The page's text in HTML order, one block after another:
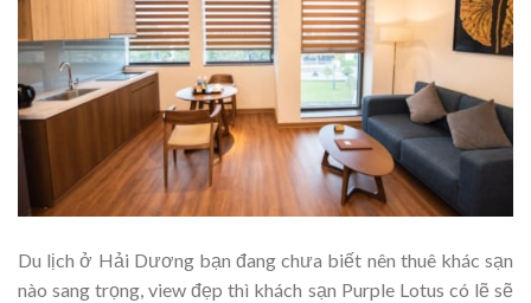
Du lịch ở Hải Dương bạn đang chưa biết nên thuê khác sạn
nào sang trọng, view đẹp thì khách sạn Purple Lotus có lẽ sẽ